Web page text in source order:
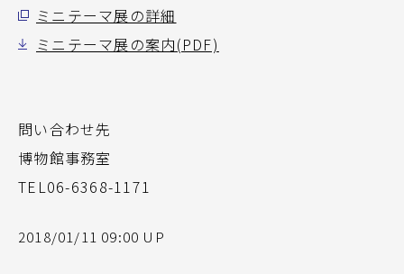
ミニテーマ展の詳細
ミニテーマ展の案内(PDF)
問い合わせ先
博物館事務室
TEL06-6368-1171
2018/01/11 09:00 UP